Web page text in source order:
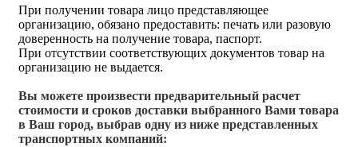
При получении товара лицо представляющее
организацию, обязано предоставить: печать или разовую
доверенность на получение товара, паспорт.
При отсутствии соответствующих документов товар на
организацию не выдается.
Вы можете произвести предварительный расчет
стоимости и сроков доставки выбранного Вами товара
в Ваш город, выбрав одну из ниже представленных
транспортных компаний: